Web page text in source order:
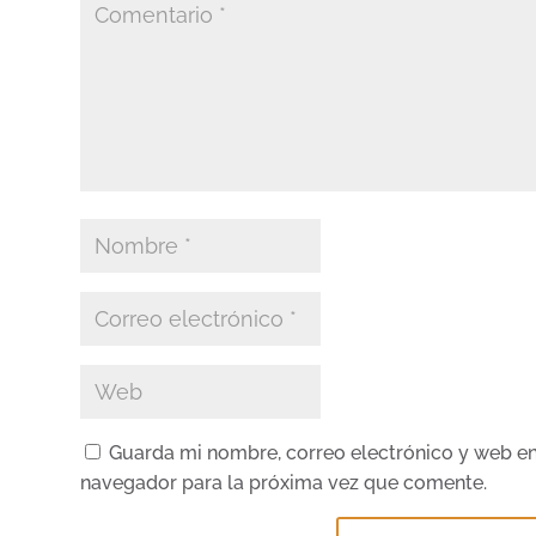
Guarda mi nombre, correo electrónico y web
navegador para la próxima vez que comente.